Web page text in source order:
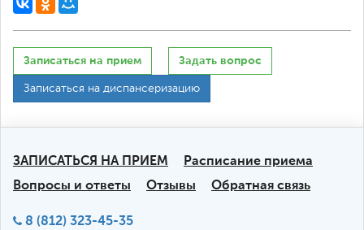
Записаться на прием Задать вопрос
Записаться на диспансеризацию
ЗАПИСАТЬСЯ НА ПРИЕМ
Расписание приема
Вопросы и ответы
Отзывы Обратная связь
8 (812) 323-45-35